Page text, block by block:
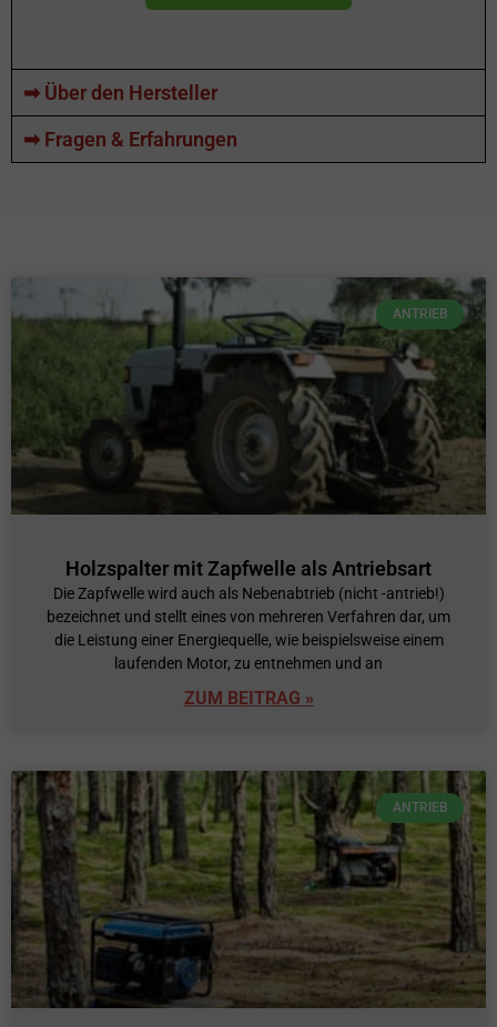
➡ Über den Hersteller
➡ Fragen & Erfahrungen
ANTRIEB
Holzspalter mit Zapfwelle als Antriebsart
Die Zapfwelle wird auch als Nebenabtrieb (nicht -antrieb!)
bezeichnet und stellt eines von mehreren Verfahren dar, um
die Leistung einer Energiequelle, wie beispielsweise einem
laufenden Motor, zu entnehmen und an
ZUM BEITRAG »
ANTRIEB